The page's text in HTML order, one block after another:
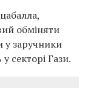
обміняти
у заручники
секторі Гази.